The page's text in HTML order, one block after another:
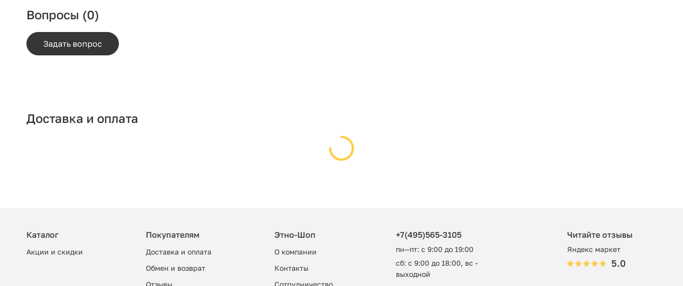
Вопросы (0)
Задать вопрос
Доставка и оплата
Каталог
Акции и скидки
Покупателям
Доставка и оплата
Обмен и возврат
Этно-Шоп
О компании
Контакты
+7(495)565-3105
пн—пт: с 9:00 до 19:00
сб: с 9:00 до 18:00, вс -
выходной
Читайте отзывы
Яндекс маркет
5.0